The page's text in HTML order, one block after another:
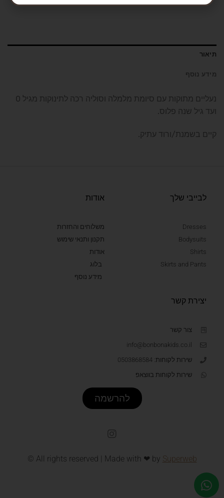
תיאור
מידע נוסף
נעליים מתוקות עם סיומת מלמלה וסוליה רכה לתינוקות מגיל 0
ועד גיל שנה פלוס.
קיים בשמנת/ורוד עתיק.
לבייבי שלך
Dresses
Bodysuits
Shirts
Skirts and Pants
אודות
משלוחים והחזרות
תקנון ותנאי שימוש
אודות
בלוג
מידע נוסף
יצירת קשר
צור קשר
info@bonbonakids.co.il
שירות לקוחות: 0503868584
שירות לקוחות בווצאפ
להרשמה
© All rights reserved | Made with ❤ by Superweb